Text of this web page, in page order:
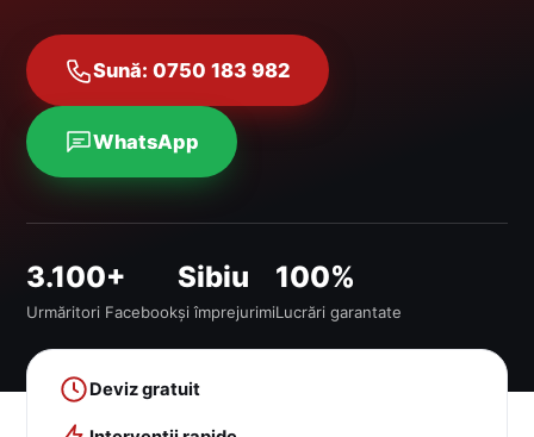
Sună: 0750 183 982
WhatsApp
3.100+
Urmăritori Facebook
Sibiu
și împrejurimi
100%
Lucrări garantate
Deviz gratuit